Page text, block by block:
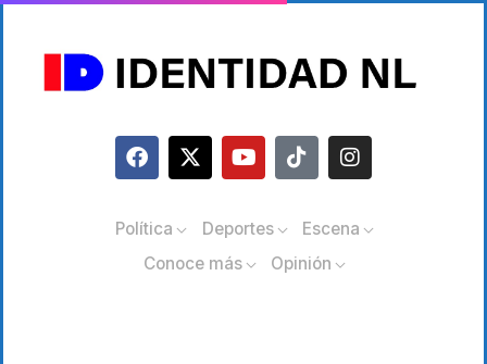
Política Deportes
Escena
Conoce más
Opinión